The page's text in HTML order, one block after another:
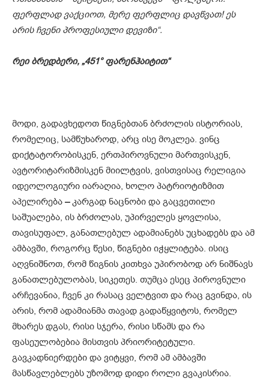
ფერფლად ვაქციოთ, მერე ფერფლიც დავწვათ! ეს
არის ჩვენი პროფესიული დევიზი“.
რეი ბრედბერი, „451° ფარენჰაიტით“
მოდი, გადავხედოთ წიგნებთან ბრძოლის ისტორიას,
რომელიც, სამწუხაროდ, არც ისე მოკლეა. ვინც
დიქტატორობისკენ, ერთპიროვნული მართვისკენ,
ავტორიტარიზმისკენ მიილტვის, ვისთვისაც რელიგია
იდეოლოგიური იარაღია, ხოლო პატრიოტიზმით
აპელირება –კარგად ნაცნობი და გაცვეთილი
საშუალება, ის ბრძოლას, უპირველეს ყოვლისა,
თავისუფალ, განათლებულ ადამიანებს უცხადებს და ამ
ამბავში, როგორც წესი, წიგნები იჭყლიტება. ისიც
აღვნიშნოთ, რომ წიგნის კითხვა უპირობოდ არ ნიშნავს
განათლებულობას, სიკეთეს. თუმცა ესეც პიროვნული
არჩევანია, ჩვენ კი რასაც ველტვით და რაც გვინდა, ის
არის, რომ ადამიანმა თავად გადაწყვიტოს, რომელ
მხარეს დგას, რისი სჯერა, რისი სწამს და რა
ფასეულობებია მისთვის პრიორიტეტული.
გავკადნიერდები და ვიტყვი, რომ ამ ამბავში
მასწავლებლებს უზომოდ დიდი როლი გვაკისრია.